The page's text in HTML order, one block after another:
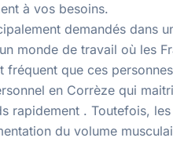
à vos besoins.
demandés dans
monde de travail où les
fréquent que ces
en Corrèze qui
rapidement . Toutefois,
du volume